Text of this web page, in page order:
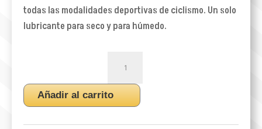
todas las modalidades deportivas de ciclismo. Un solo
lubricante para seco y para húmedo.
WAX
GEL
GRAPHENE
+WATIOS
Añadir al carrito